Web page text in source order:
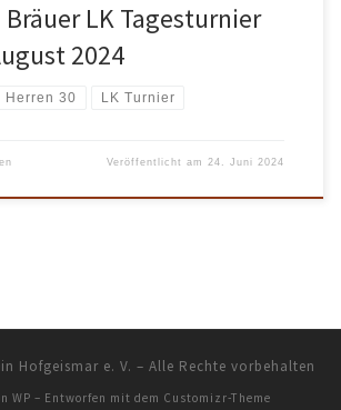
Bräuer LK Tagesturnier
2024
Herren 30 LK Turnier
Veröffentlicht am24. Juni 2024
Hofgeismar e. V. – Alle Rechte vorbehalten
WP – Entworfen mit dem Customizr-Theme